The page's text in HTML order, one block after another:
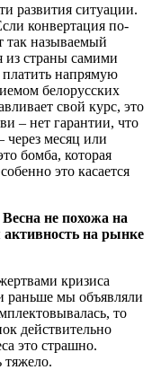
развития ситуации.
конвертация по-
так называемый
из страны самими
платить напрямую
белорусских
свой курс, это
– нет гарантии, что
через месяц или
бомба, которая
это касается
не похожа на
активность на рынке
кризиса
раньше мы объявляли
то
действительно
это страшно.
тяжело.